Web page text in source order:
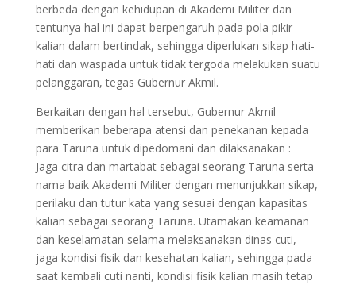
berbeda dengan kehidupan di Akademi Militer dan
tentunya hal ini dapat berpengaruh pada pola pikir
kalian dalam bertindak, sehingga diperlukan sikap hati-
hati dan waspada untuk tidak tergoda melakukan suatu
pelanggaran, tegas Gubernur Akmil.
Berkaitan dengan hal tersebut, Gubernur Akmil
memberikan beberapa atensi dan penekanan kepada
para Taruna untuk dipedomani dan dilaksanakan :
Jaga citra dan martabat sebagai seorang Taruna serta
nama baik Akademi Militer dengan menunjukkan sikap,
perilaku dan tutur kata yang sesuai dengan kapasitas
kalian sebagai seorang Taruna. Utamakan keamanan
dan keselamatan selama melaksanakan dinas cuti,
jaga kondisi fisik dan kesehatan kalian, sehingga pada
saat kembali cuti nanti, kondisi fisik kalian masih tetap